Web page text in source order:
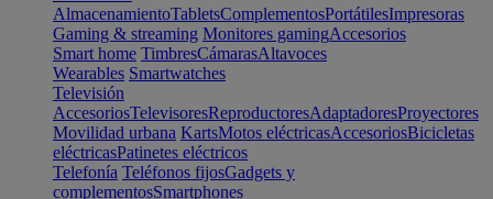
AlmacenamientoTabletsComplementosPortátilesImpresoras
Gaming & streaming Monitores gamingAccesorios
Smart home TimbresCámarasAltavoces
Wearables Smartwatches
Televisión
AccesoriosTelevisoresReproductoresAdaptadoresProyectores
Movilidad urbana KartsMotos eléctricasAccesoriosBicicletas
eléctricasPatinetes eléctricos
Telefonía Teléfonos fijosGadgets y
complementosSmartphones